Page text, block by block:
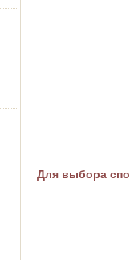
Для выбора